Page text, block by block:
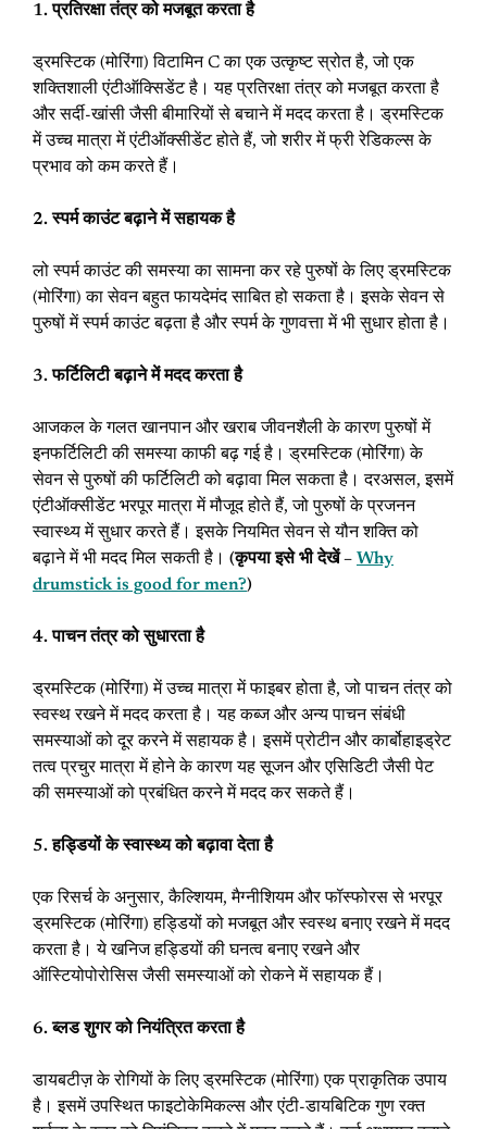
1. प्रतिरक्षा तंत्र को मजबूत करता है
ड्रमस्टिक (मोरिंगा) विटामिन C का एक उत्कृष्ट स्रोत है, जो एक
शक्तिशाली एंटीऑक्सिडेंट है। यह प्रतिरक्षा तंत्र को मजबूत करता है
और सर्दी-खांसी जैसी बीमारियों से बचाने में मदद करता है। ड्रमस्टिक
में उच्च मात्रा में एंटीऑक्सीडेंट होते हैं, जो शरीर में फ्री रेडिकल्स के
प्रभाव को कम करते हैं।
2. स्पर्म काउंट बढ़ाने में सहायक है
लो स्पर्म काउंट की समस्या का सामना कर रहे पुरुषों के लिए ड्रमस्टिक
(मोरिंगा) का सेवन बहुत फायदेमंद साबित हो सकता है। इसके सेवन से
पुरुषों में स्पर्म काउंट बढ़ता है और स्पर्म के गुणवत्ता में भी सुधार होता है।
3. फर्टिलिटी बढ़ाने में मदद करता है
आजकल के गलत खानपान और खराब जीवनशैली के कारण पुरुषों में
इनफर्टिलिटी की समस्या काफी बढ़ गई है। ड्रमस्टिक (मोरिंगा) के
सेवन से पुरुषों की फर्टिलिटी को बढ़ावा मिल सकता है। दरअसल, इसमें
एंटीऑक्सीडेंट भरपूर मात्रा में मौजूद होते हैं, जो पुरुषों के प्रजनन
स्वास्थ्य में सुधार करते हैं। इसके नियमित सेवन से यौन शक्ति को
बढ़ाने में भी मदद मिल सकती है। (कृपया इसे भी देखें – Why
drumstick is good for men?)
4. पाचन तंत्र को सुधारता है
ड्रमस्टिक (मोरिंगा) में उच्च मात्रा में फाइबर होता है, जो पाचन तंत्र को
स्वस्थ रखने में मदद करता है। यह कब्ज और अन्य पाचन संबंधी
समस्याओं को दूर करने में सहायक है। इसमें प्रोटीन और कार्बोहाइड्रेट
तत्व प्रचुर मात्रा में होने के कारण यह सूजन और एसिडिटी जैसी पेट
की समस्याओं को प्रबंधित करने में मदद कर सकते हैं।
5. हड्डियों के स्वास्थ्य को बढ़ावा देता है
एक रिसर्च के अनुसार, कैल्शियम, मैग्नीशियम और फॉस्फोरस से भरपूर
ड्रमस्टिक (मोरिंगा) हड्डियों को मजबूत और स्वस्थ बनाए रखने में मदद
करता है। ये खनिज हड्डियों की घनत्व बनाए रखने और
ऑस्टियोपोरोसिस जैसी समस्याओं को रोकने में सहायक हैं।
6. ब्लड शुगर को नियंत्रित करता है
डायबटीज़ के रोगियों के लिए ड्रमस्टिक (मोरिंगा) एक प्राकृतिक उपाय
है। इसमें उपस्थित फाइटोकेमिकल्स और एंटी-डायबिटिक गुण रक्त